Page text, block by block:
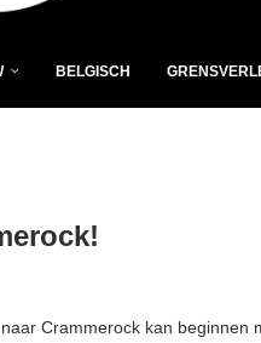
BELGISCH
Crammerock kan beginnen